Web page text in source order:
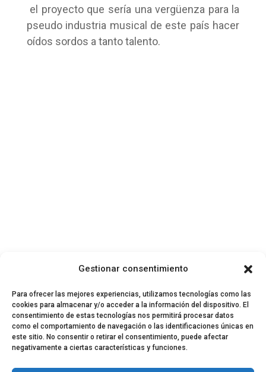
Gestionar consentimiento
Para ofrecer las mejores experiencias, utilizamos tecnologías como las
cookies para almacenar y/o acceder a la información del dispositivo. El
consentimiento de estas tecnologías nos permitirá procesar datos
como el comportamiento de navegación o las identificaciones únicas en
este sitio. No consentir o retirar el consentimiento, puede afectar
negativamente a ciertas características y funciones.
el proyecto que sería una vergüenza para la
pseudo industria musical de este país hacer
oídos sordos a tanto talento.